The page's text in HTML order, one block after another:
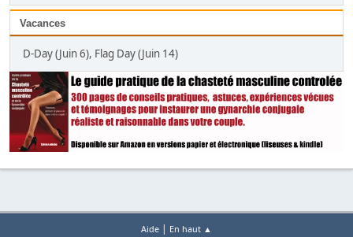
Vacances
D-Day (Juin 6), Flag Day (Juin 14)
Aide | En haut ▲